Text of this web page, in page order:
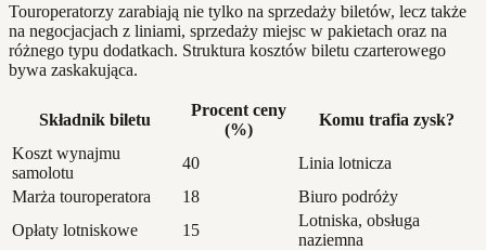
Touroperatorzy zarabiają nie tylko na sprzedaży biletów, lecz także
na negocjacjach z liniami, sprzedaży miejsc w pakietach oraz na
różnego typu dodatkach. Struktura kosztów biletu czarterowego
bywa zaskakująca.
Składnik biletu
Procent ceny
(%)
Komu trafia zysk?
Koszt wynajmu
samolotu
40
Linia lotnicza
Marża touroperatora
18
Biuro podróży
Opłaty lotniskowe
15
Lotniska, obsługa
naziemna